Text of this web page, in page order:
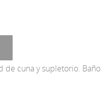
cuna y supletorio. Baño